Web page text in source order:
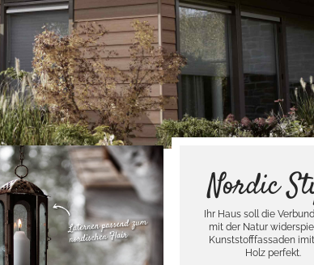
Nordic
Ihr Haus soll die
mit der Natur
Kunststofffassaden
Holz perfekt.